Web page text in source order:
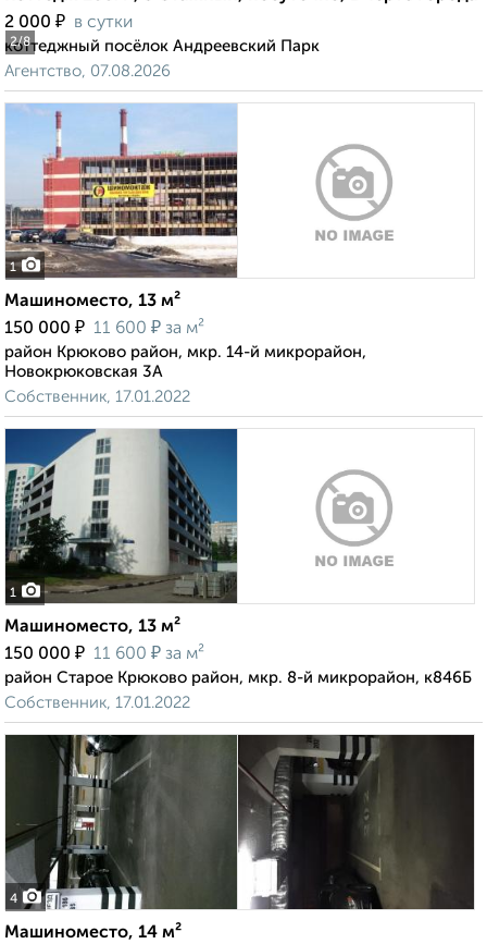
2/8
2 000 ₽ в сутки
коттеджный посёлок Андреевский Парк
Агентство, 07.08.2026
1
Машиноместо, 13 м²
150 000 ₽ 11 600 ₽ за м²
район Крюково район, мкр. 14-й микрорайон,
Новокрюковская 3А
Собственник, 17.01.2022
1
Машиноместо, 13 м²
150 000 ₽ 11 600 ₽ за м²
район Старое Крюково район, мкр. 8-й микрорайон, к846Б
Собственник, 17.01.2022
4
Машиноместо, 14 м²